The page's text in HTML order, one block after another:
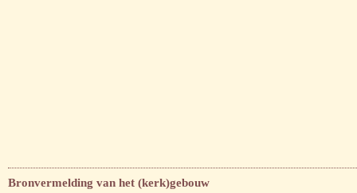
Bronvermelding van het (kerk)gebouw